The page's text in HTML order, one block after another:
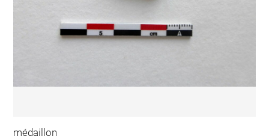
médaillon